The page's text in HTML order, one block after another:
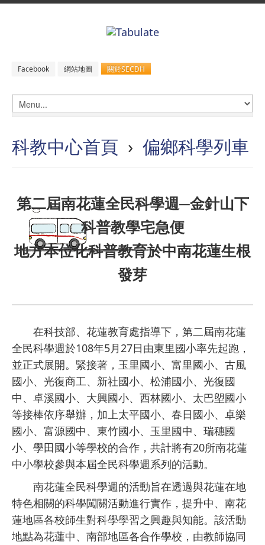
Facebook 網站地圖 關於SECDH
科教中心首頁 › 偏鄉科學列車
第二屆南花蓮全民科學週─金針山下
科普教學宅急便
地方本位化科普教育於中南花蓮生根
發芽
在科技部、花蓮教育處指導下，第二屆南花蓮
全民科學週於108年5月27日由東里國小率先起跑，
並正式展開。緊接著，玉里國小、富里國小、古風
國小、光復商工、新社國小、松浦國小、光復國
中、卓溪國小、大興國小、西林國小、太巴塱國小
等接棒依序舉辦，加上太平國小、春日國小、卓樂
國小、富源國中、東竹國小、玉里國中、瑞穗國
小、學田國小等學校的合作，共計將有20所南花蓮
中小學校參與本屆全民科學週系列的活動。
南花蓮全民科學週的活動旨在透過與花蓮在地
特色相關的科學闖關活動進行實作，提升中、南花
蓮地區各校師生對科學學習之興趣與知能。該活動
地點為花蓮中、南部地區各合作學校，由教師協同